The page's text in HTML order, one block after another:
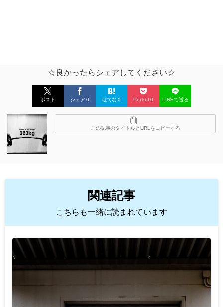
☆良かったらシェアしてください☆
ポスト シェア 0 はてな 0 Pocket0 LINEで送る
この記事のタイトルとURLをコピーする
関連記事
こちらも一緒に読まれています